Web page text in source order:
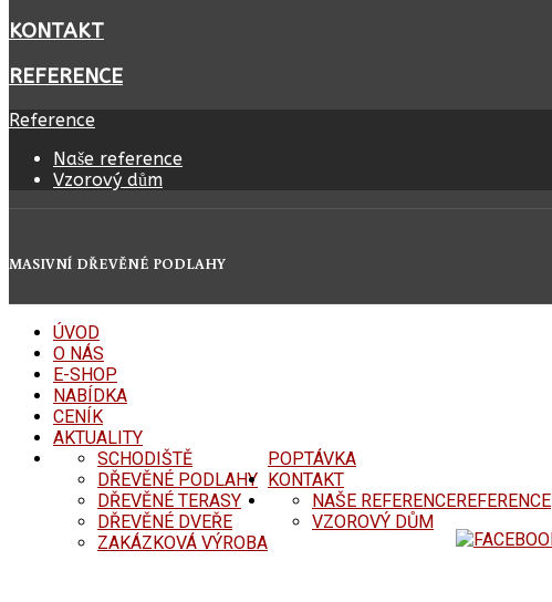
KONTAKT
REFERENCE
Reference
Naše reference
Vzorový dům
MASIVNÍ DŘEVĚNÉ PODLAHY
ÚVOD
O NÁS
E-SHOP
NABÍDKA
CENÍK
AKTUALITY
POPTÁVKA
SCHODIŠTĚ
DŘEVĚNÉ PODLAHY
DŘEVĚNÉ TERASY
DŘEVĚNÉ DVEŘE
ZAKÁZKOVÁ VÝROBA
KONTAKT
REFERENCE
NAŠE REFERENCE
VZOROVÝ DŮM